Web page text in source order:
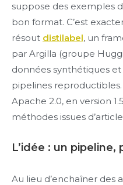
suppose des exemples
bon format. C’est
résout distilabel, un
par Argilla (groupe
données synthétiques et
pipelines
Apache 2.0, en version
méthodes issues
L’idée : un
Au lieu d’enchaîner des